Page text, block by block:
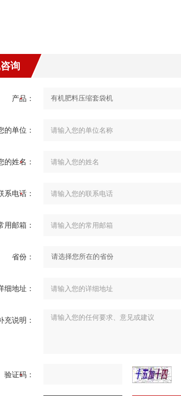
询
产品：
的单位：
的姓名：
系电话：
用邮箱：
省份：
细地址：
充说明：
验证码：